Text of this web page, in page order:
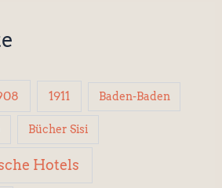
1911 Baden-Baden
Bücher Sisi
Hotels